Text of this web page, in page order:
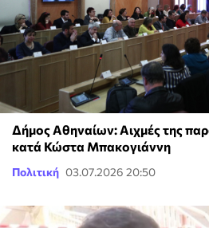
Δήμος Αθηναίων: Αιχμές της
κατά Κώστα Μπακογιάννη
Πολιτική 03.07.2026 20:50